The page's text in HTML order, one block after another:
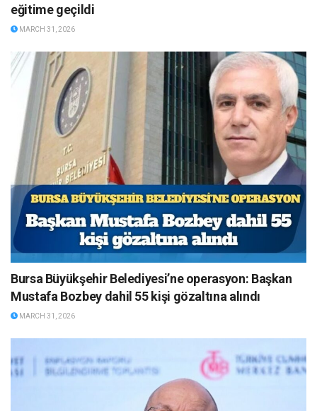
eğitime geçildi
MARCH 31, 2026
Bursa Büyükşehir Belediyesi’ne operasyon: Başkan
Mustafa Bozbey dahil 55 kişi gözaltına alındı
MARCH 31, 2026